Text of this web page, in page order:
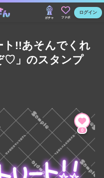
ガチャ ファボ
ログイン
ト!!あそんでくれ
♡」のスタンプ
0